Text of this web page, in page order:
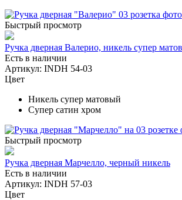
Быстрый просмотр
Ручка дверная Валерио, никель супер
Есть в наличии
Артикул: INDH 54-03
Цвет
Никель супер матовый
Супер сатин хром
Быстрый просмотр
Ручка дверная Марчелло, черный никель
Есть в наличии
Артикул: INDH 57-03
Цвет